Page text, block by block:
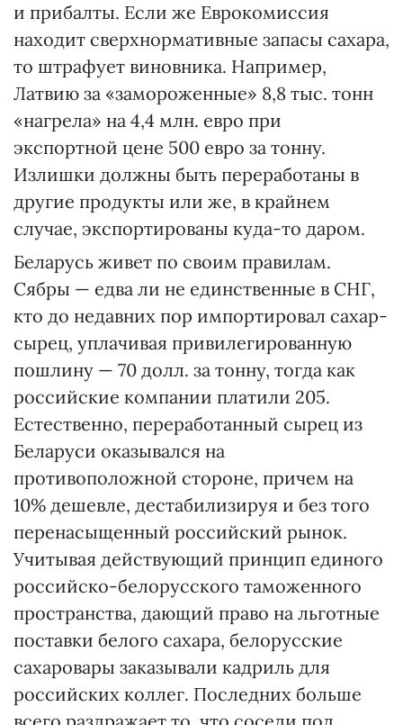
и прибалты. Если же Еврокомиссия
находит сверхнормативные запасы сахара,
то штрафует виновника. Например,
Латвию за «замороженные» 8,8 тыс. тонн
«нагрела» на 4,4 млн. евро при
экспортной цене 500 евро за тонну.
Излишки должны быть переработаны в
другие продукты или же, в крайнем
случае, экспортированы куда-то даром.
Беларусь живет по своим правилам.
Сябры — едва ли не единственные в СНГ,
кто до недавних пор импортировал сахар-
сырец, уплачивая привилегированную
пошлину — 70 долл. за тонну, тогда как
российские компании платили 205.
Естественно, переработанный сырец из
Беларуси оказывался на
противоположной стороне, причем на
10% дешевле, дестабилизируя и без того
перенасыщенный российский рынок.
Учитывая действующий принцип единого
российско-белорусского таможенного
пространства, дающий право на льготные
поставки белого сахара, белорусские
сахаровары заказывали кадриль для
российских коллег. Последних больше